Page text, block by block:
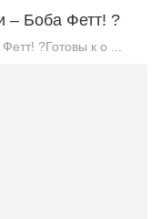
– Боба Фетт! ?
?Готовы к о ...